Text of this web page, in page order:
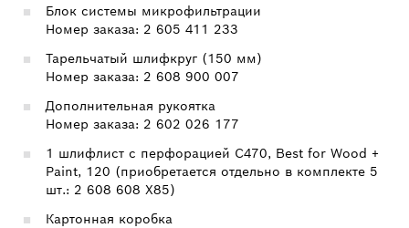
Блок системы микрофильтрации
Номер заказа: 2 605 411 233
Тарельчатый шлифкруг (150 мм)
Номер заказа: 2 608 900 007
Дополнительная рукоятка
Номер заказа: 2 602 026 177
1 шлифлист с перфорацией C470, Best for Wood +
Paint, 120 (приобретается отдельно в комплекте 5
шт.: 2 608 608 X85)
Картонная коробка